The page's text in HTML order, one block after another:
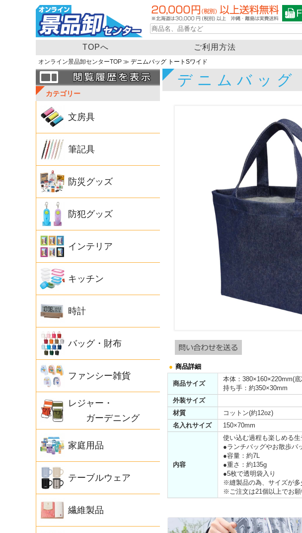
TOPへ ご利用方法
オンライン景品卸センターTOP ≫ デニムバッグ トートSワイド
カテゴリー
文房具
筆記具
防災グッズ
防犯グッズ
インテリア
キッチン
時計
バッグ・財布
ファンシー雑貨
レジャー・
ガーデニング
家庭用品
テーブルウェア
繊維製品
デニムバッグ
● 商品詳細
商品サイズ
本体：380×160×220mm(
持ち手：約350×30mm
外装サイズ
材質
コットン(約12oz)
名入れサイズ
150×70mm
内容
使い込む過程も楽しめる
●ランチバッグやお散歩バ
●容量：約7L
●重さ：約135g
●5枚で透明袋入り
※縫製品の為、サイズが多
※ご注文は21個以上でお願